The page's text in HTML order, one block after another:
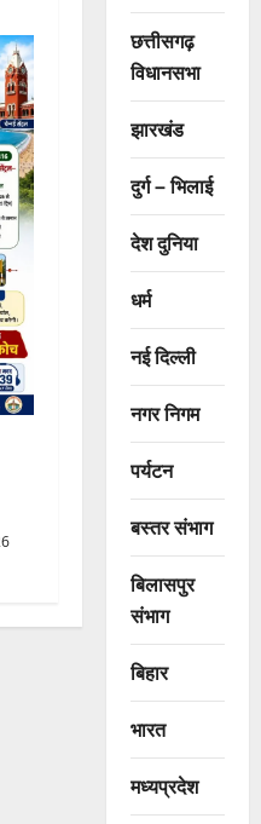
छत्तीसगढ़
विधानसभा
झारखंड
दुर्ग – भिलाई
देश दुनिया
धर्म
नई दिल्ली
नगर निगम
पर्यटन
बस्तर संभाग
बिलासपुर
संभाग
बिहार
भारत
मध्यप्रदेश